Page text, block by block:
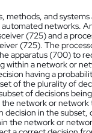
methods, and systems
networks.
(725) and a
(725). The
apparatus (700) to
within a network or
having a
of the plurality of
of decisions
network or network
decision in the subset,
the network or